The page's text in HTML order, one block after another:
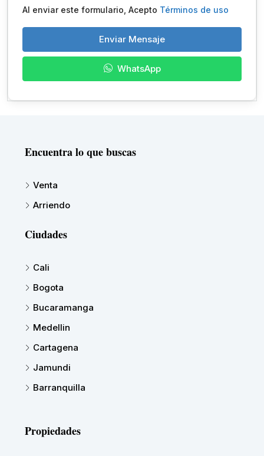
Al enviar este formulario, Acepto Términos de uso
Enviar Mensaje
WhatsApp
Encuentra lo que buscas
Venta
Arriendo
Ciudades
Cali
Bogota
Bucaramanga
Medellin
Cartagena
Jamundi
Barranquilla
Propiedades